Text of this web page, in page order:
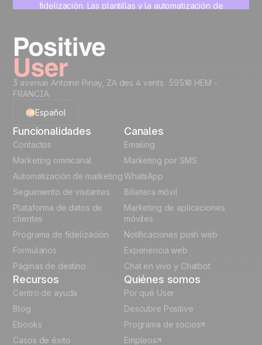
fidelización. Las plantillas y la automatización de
3 avenue Antoine Pinay, ZA des 4 vents 59510 HEM -
FRANCIA
Español
English
French
Polish
German
Funcionalidades
Contactos
Marketing omnicanal
Automatización de marketing
Seguimiento de visitantes
Plataforma de datos de
clientes
Programa de fidelización
Formularios
Páginas de destino
Canales
Emailing
Marketing por SMS
WhatsApp
Billetera móvil
Marketing de aplicaciones
móviles
Notificaciones push web
Experiencia web
Chat en vivo y Chatbot
Recursos
Centro de ayuda
Blog
Ebooks
Casos de éxito
Quiénes somos
Por qué User
Descubre Positive
Programa de socios
Empleos